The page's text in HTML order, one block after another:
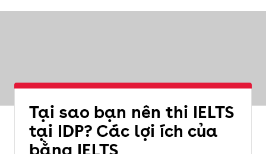
Tại sao bạn nên thi IELTS
tại IDP? Các lợi ích của
bằng IELTS